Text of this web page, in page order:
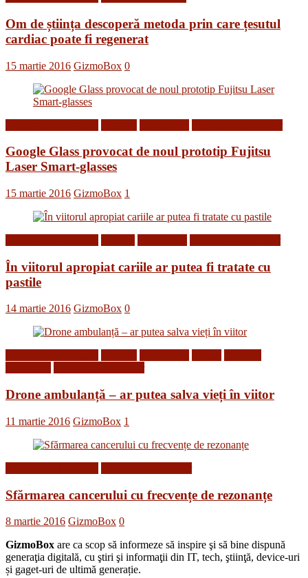
Om de știința descoperă metoda prin care țesutul
cardiac poate fi regenerat
15 martie 2016 GizmoBox 0
Google Glass provocat de noul prototip Fujitsu
Laser Smart-glasses
15 martie 2016 GizmoBox 1
În viitorul apropiat cariile ar putea fi tratate cu
pastile
14 martie 2016 GizmoBox 0
Drone ambulanță – ar putea salva vieți în viitor
11 martie 2016 GizmoBox 1
Sfărmarea cancerului cu frecvențe de rezonanțe
8 martie 2016 GizmoBox 0
GizmoBox are ca scop să informeze să inspire şi să bine dispună
generaţia digitală, cu ştiri şi informaţii din IT, tech, ştiinţă, device-uri
și gaget-uri de ultimă generație.